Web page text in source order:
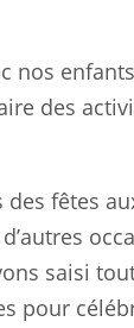
nos
des
des fêtes
saisi
pour